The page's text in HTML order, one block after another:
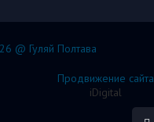
@ Гуляй Полтава
Продвижение сайта
iDigital